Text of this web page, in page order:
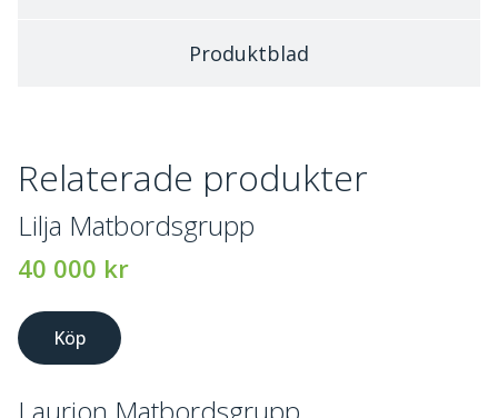
Produktblad
Relaterade produkter
Lilja Matbordsgrupp
40 000 kr
Köp